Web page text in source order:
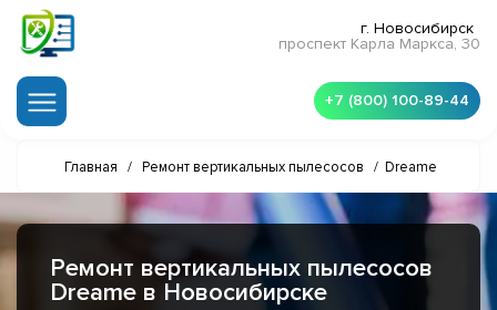
г. Новосибирск
проспект Карла Маркса, 30
+7 (800) 100-89-44
Главная / Ремонт вертикальных пылесосов / Dreame
Ремонт вертикальных пылесосов
Dreame в Новосибирске